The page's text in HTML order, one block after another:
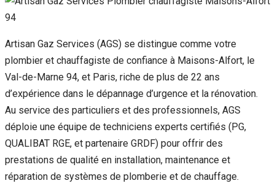
Artisan Gaz Services (AGS) se distingue comme votre
plombier et chauffagiste de confiance à Maisons-Alfort, le
Val-de-Marne 94, et Paris, riche de plus de 22 ans
d’expérience dans le dépannage d’urgence et la rénovation.
Au service des particuliers et des professionnels, AGS
déploie une équipe de techniciens experts certifiés (PG,
QUALIBAT RGE, et partenaire GRDF) pour offrir des
prestations de qualité en installation, maintenance et
réparation de systèmes de plomberie et de chauffage.